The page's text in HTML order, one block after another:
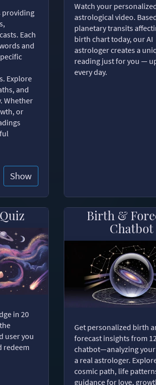
providing
Each
and
Explore
and
Whether
or
Show
Watch your
astrological video.
planetary transits
birth chart today, our AI
astrologer creates a
reading just for you —
every day.
in 20
user you
redeem
Birth &
Chatbot
Get personalized birth
forecast insights from
chatbot—analyzing
a real astrologer.
cosmic path, life
guidance for love,